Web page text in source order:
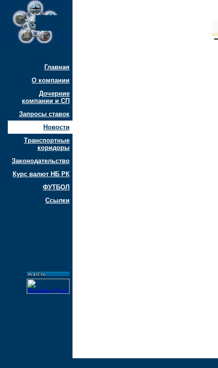
Главная
О компании
Дочерние
компании и СП
Запросы ставок
Новости
Транспортные
коридоры
Законодательство
Курс валют НБ РК
ФУТБОЛ
Ссылки